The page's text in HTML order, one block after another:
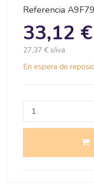
Referencia
33,12 €
27,37 € s/iva
En espera de